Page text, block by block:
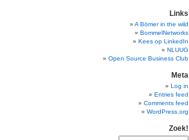
Links
A Bömer in the wild
BommelNetworks
Kees op LinkedIn
NLUUG
Open Source Business Club
Meta
Log in
Entries feed
Comments feed
WordPress.org
Zoek!